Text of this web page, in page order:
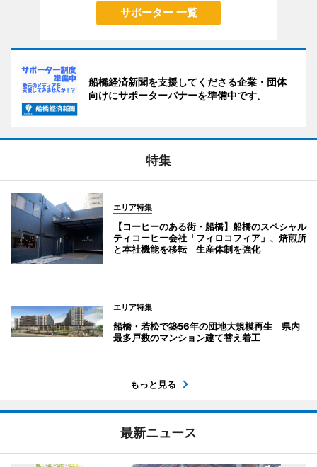
サポーター 一覧
船橋経済新聞を支援してくださる企業・団体
向けにサポーターバナーを準備中です。
特集
エリア特集
【コーヒーのある街・船橋】船橋のスペシャル
ティコーヒー会社「フィロコフィア」、焙煎所
と本社機能を移転 生産体制を強化
エリア特集
船橋・若松で築56年の団地大規模再生 県内
最多戸数のマンション建て替え着工
もっと見る
最新ニュース